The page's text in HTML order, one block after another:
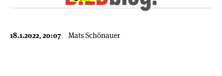
18.1.2022, 20:07 Mats Schönauer